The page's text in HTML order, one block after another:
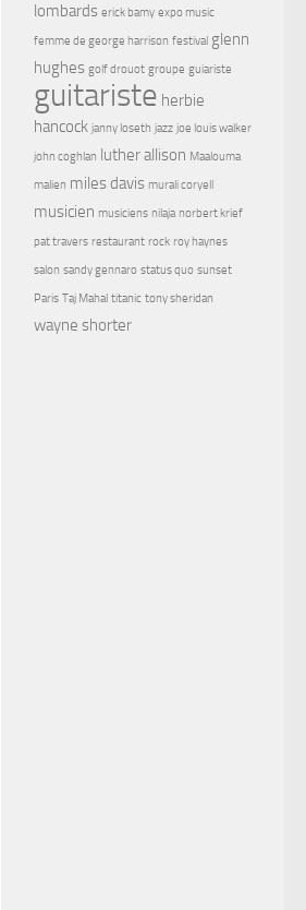
lombards erick bamy expo music
femme de george harrison festival glenn
hughes golf drouot groupe guiariste
guitariste herbie
hancock janny loseth jazz joe louis walker
john coghlan luther allison Maalouma
malien miles davis murali coryell
musicien musiciens nilaja norbert krief
pat travers restaurant rock roy haynes
salon sandy gennaro status quo sunset
Paris Taj Mahal titanic tony sheridan
wayne shorter